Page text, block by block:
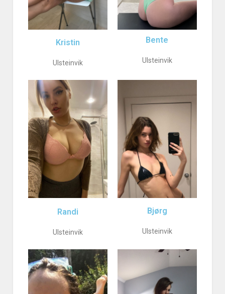
Kristin
Ulsteinvik
Bente
Ulsteinvik
Randi
Ulsteinvik
Bjørg
Ulsteinvik